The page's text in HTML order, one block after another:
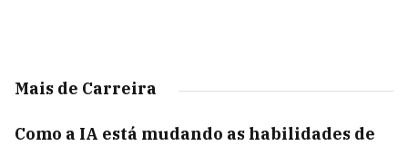
Mais de Carreira
Como a IA está mudando as habilidades de